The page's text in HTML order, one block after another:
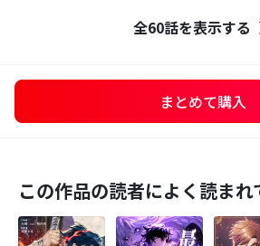
全60話を表示する
まとめて購入
この作品の読者によく読ま